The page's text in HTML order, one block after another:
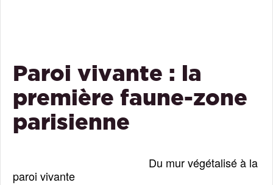
Paroi vivante : la
première faune-zone
parisienne
Du mur végétalisé à la
paroi vivante